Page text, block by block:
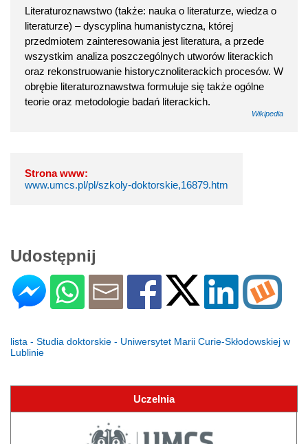
Literaturoznawstwo (także: nauka o literaturze, wiedza o
literaturze) – dyscyplina humanistyczna, której
przedmiotem zainteresowania jest literatura, a przede
wszystkim analiza poszczególnych utworów literackich
oraz rekonstruowanie historycznoliterackich procesów. W
obrębie literaturoznawstwa formułuje się także ogólne
teorie oraz metodologie badań literackich.
Wikipedia
Strona www:
www.umcs.pl/pl/szkoly-doktorskie,16879.htm
Udostępnij
lista - Studia doktorskie - Uniwersytet Marii Curie-Skłodowskiej w
Lublinie
Uczelnia